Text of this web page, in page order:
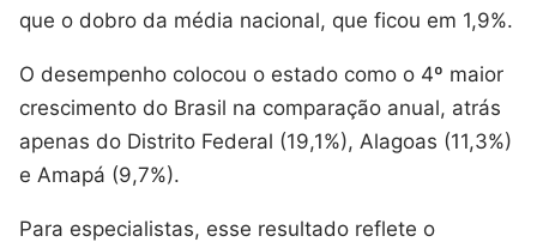
que o dobro da média nacional, que ficou em 1,9%.
O desempenho colocou o estado como o 4º maior
crescimento do Brasil na comparação anual, atrás
apenas do Distrito Federal (19,1%), Alagoas (11,3%)
e Amapá (9,7%).
Para especialistas, esse resultado reflete o